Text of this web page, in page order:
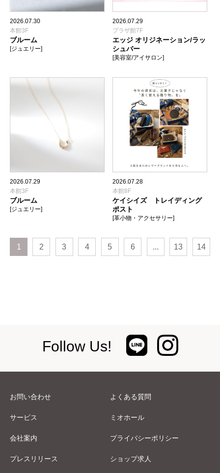
2026.07.30
本館3F
ブルーム
[ジュエリー]
2026.07.29
プラザ館7F
エッジ オリジネーション/ラッ
シュバー
[美容室/アイサロン]
2026.07.29
本館3F
ブルーム
[ジュエリー]
2026.07.28
本館8F
ケイシイズ トレイディング
ポスト
[革小物・アクセサリー]
1 2 3 4 5 6 ... 13 14
Follow Us!
お問い合わせ よくある質問
サービス ミオホール
会社案内 プライバシーポリシー
プレスリリース ショップ求人